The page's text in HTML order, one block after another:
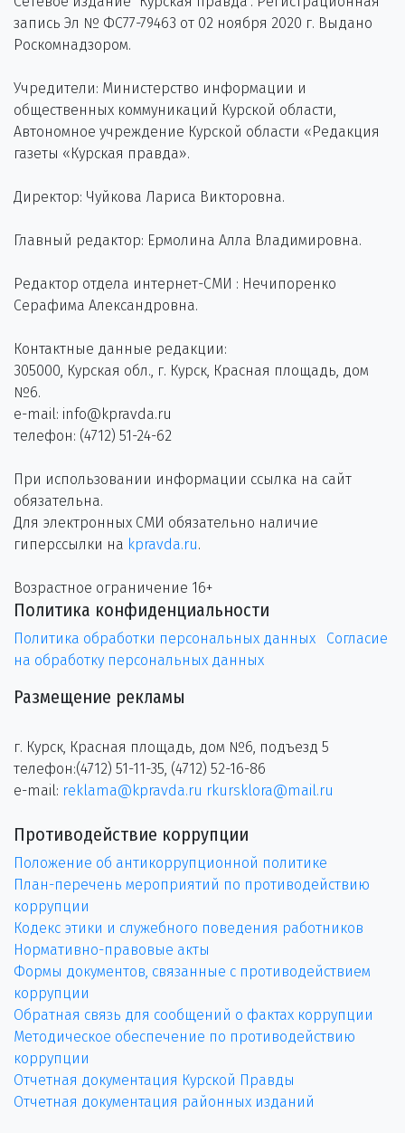
запись Эл № ФС77-79463 от 02 ноября 2020 г. Выдано
Роскомнадзором.
Учредители: Министерство информации и
общественных коммуникаций Курской области,
Автономное учреждение Курской области «Редакция
газеты «Курская правда».
Директор: Чуйкова Лариса Викторовна.
Главный редактор: Ермолина Алла Владимировна.
Редактор отдела интернет-СМИ : Нечипоренко
Серафима Александровна.
Контактные данные редакции:
305000, Курская обл., г. Курск, Красная площадь, дом
№6.
e-mail: info@kpravda.ru
телефон: (4712) 51-24-62
При использовании информации ссылка на сайт
обязательна.
Для электронных СМИ обязательно наличие
гиперссылки на kpravda.ru.
Возрастное ограничение 16+
Политика конфиденциальности
Политика обработки персональных данных
Согласие
на обработку персональных данных
Размещение рекламы
г. Курск, Красная площадь, дом №6, подъезд 5
телефон:(4712) 51-11-35, (4712) 52-16-86
e-mail: reklama@kpravda.ru rkursklora@mail.ru
Противодействие коррупции
Положение об антикоррупционной политике
План-перечень мероприятий по противодействию
коррупции
Кодекс этики и служебного поведения работников
Нормативно-правовые акты
Формы документов, связанные с противодействием
коррупции
Обратная связь для сообщений о фактах коррупции
Методическое обеспечение по противодействию
коррупции
Отчетная документация Курской Правды
Отчетная документация районных изданий